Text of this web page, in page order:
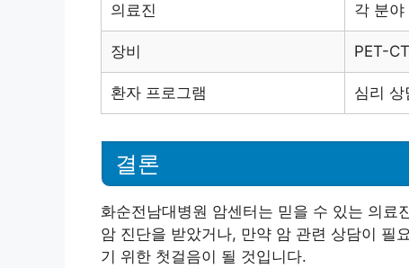
의료진 각 분야
장비 PET-
환자 프로그램 심리 상
결론
화순전남대병원 암센터는 믿을 수 있는 의료
암 진단을 받았거나, 만약 암 관련 상담이 필
기 위한 첫걸음이 될 것입니다.